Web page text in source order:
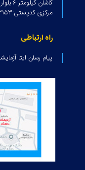
مرکزی کدپستی:۸۷۳۱۷۵۳۱۵۳ تلفن:۰۳۱۵۵۹۱۴۳۹۶
راه ارتباطی
پیام رسان ایتا